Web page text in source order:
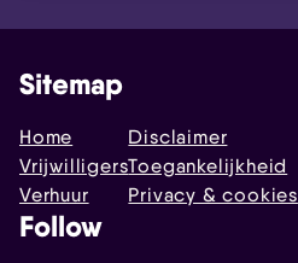
Sitemap
Home
Vrijwilligers
Verhuur
Disclaimer
Toegankelijkheid
Privacy & cookies
Follow